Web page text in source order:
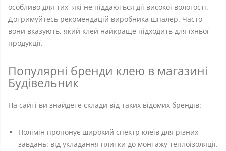
особливо для тих, які не піддаються дії високої вологості.
Дотримуйтесь рекомендацій виробника шпалер. Часто
вони вказують, який клей найкраще підходить для їхньої
продукції.
Популярні бренди клею в магазині
Будівельник
На сайті ви знайдете склади від таких відомих брендів:
Полімін пропонує широкий спектр клеїв для різних
завдань: від укладання плитки до монтажу теплоізоляції.